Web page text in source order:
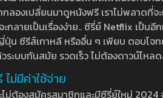
ลองเปลี่ยนมาดูหนังฟรี เราไม่พลาดที่
กลายเป็นเรื่องง่าย.. ซีรี่ย์ Netflix เป็น
น ซีรีส์เกาหลี หรืออื่น ๆ เพียบ ตอบโจท
ระบบทันสมัย รวดเร็ว ไม่ต้องดาวน์โห
ม่มีค่าใช้จ่าย
ไม่ต้องสมัครสมาชิกและมีซีรี่ย์ใหม่